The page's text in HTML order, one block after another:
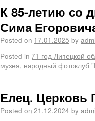
К 85-летию со
Сима
Posted on 17.01.2025 by
Posted in 71 год Липецкой
музея, народный фотоклуб
Елец. Церковь
Posted on 21.12.2024 by